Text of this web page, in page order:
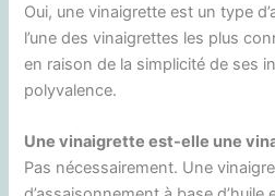
Oui, une vinaigrette est un type
l’une des vinaigrettes les plus
en raison de la simplicité de ses
polyvalence.
Une vinaigrette est-elle une
Pas nécessairement. Une